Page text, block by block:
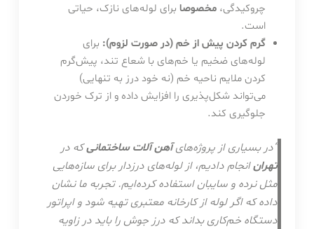
چروکیدگی،مخصوصا برای لوله‌های نازک، حیاتی
است.
گرم کردن پیش از خم (در صورت لزوم): برای
لوله‌های ضخیم یا خم‌های با شعاع تند، پیش‌گرم
کردن ملایم ناحیه خم (نه خود درز به تنهایی)
می‌تواند شکل‌پذیری را افزایش داده و از ترک خوردن
جلوگیری کند.
“در بسیاری از پروژه‌هایآهن آلات ساختمانیکه در
تهرانانجام دادیم، از لوله‌های درزدار برای سازه‌هایی
مثل نرده و سایبان استفاده کرده‌ایم. تجربه ما نشان
داده که اگر لوله از کارخانه معتبری تهیه شود و اپراتور
دستگاه خم‌کاری بداند که درز جوش را باید در زاویه